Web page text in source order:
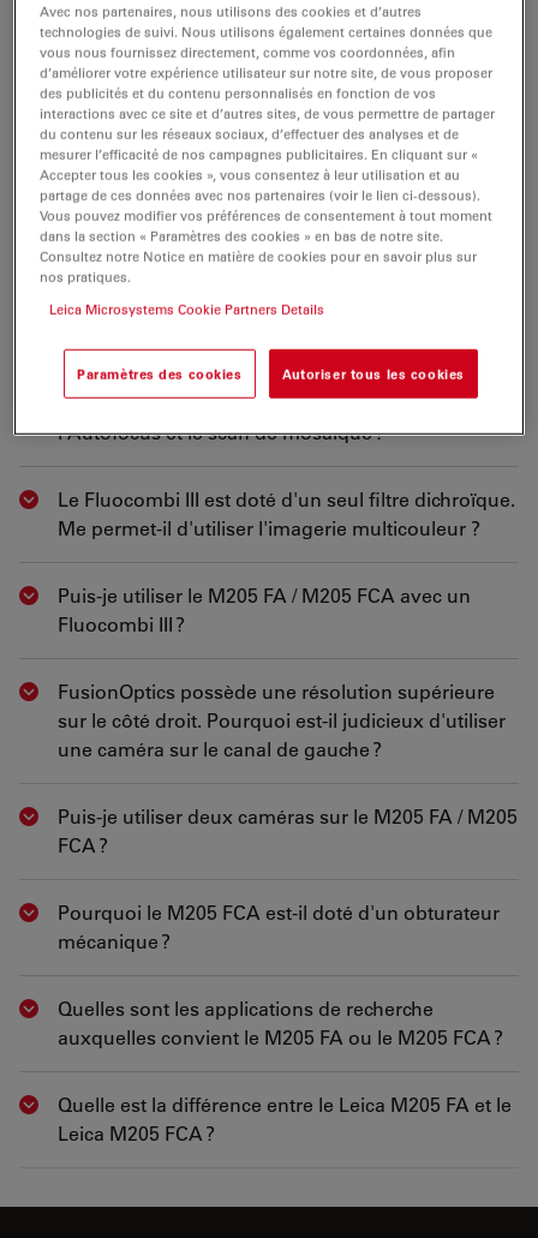
Show answer
Quelle caméra est recommandée avec le M205 FA /
M205 FCA ?
Show answer
Puis-je utiliser un M205 FA / M205 FCA sans
ordinateur ?
Show answer
Puis-je utiliser une caméra sCMOS sur un M205 FA
/ M205 FCA ?
Show answer
Puis-je utiliser des commandes à pédale pour le
Puis-je utiliser le M205 FA / M205 FCA avec
l'Autofocus et le scan de mosaïque ?
Show answer
Le Fluocombi III est doté d'un seul filtre dichroïque.
Me permet-il d'utiliser l'imagerie multicouleur ?
Show answer
Puis-je utiliser le M205 FA / M205 FCA avec un
Fluocombi III ?
Show answer
FusionOptics possède une résolution supérieure
sur le côté droit. Pourquoi est-il judicieux d'utiliser
une caméra sur le canal de gauche ?
Show answer
Puis-je utiliser deux caméras sur le M205 FA / M205
FCA ?
Show answer
Pourquoi le M205 FCA est-il doté d'un obturateur
mécanique ?
Show answer
Quelles sont les applications de recherche
auxquelles convient le M205 FA ou le M205 FCA ?
Show answer
Quelle est la différence entre le Leica M205 FA et le
Leica M205 FCA ?
Avec nos partenaires, nous utilisons des cookies et d’autres
technologies de suivi. Nous utilisons également certaines données que
vous nous fournissez directement, comme vos coordonnées, afin
d’améliorer votre expérience utilisateur sur notre site, de vous proposer
des publicités et du contenu personnalisés en fonction de vos
interactions avec ce site et d’autres sites, de vous permettre de partager
du contenu sur les réseaux sociaux, d’effectuer des analyses et de
mesurer l’efficacité de nos campagnes publicitaires. En cliquant sur «
Accepter tous les cookies », vous consentez à leur utilisation et au
partage de ces données avec nos partenaires (voir le lien ci-dessous).
Vous pouvez modifier vos préférences de consentement à tout moment
dans la section « Paramètres des cookies » en bas de notre site.
Consultez notre Notice en matière de cookies pour en savoir plus sur
nos pratiques.
Leica Microsystems Cookie Partners Details
Paramètres des cookies Autoriser tous les cookies